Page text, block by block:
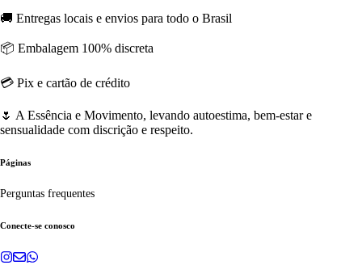
🚚 Entregas locais e envios para todo o Brasil
📦 Embalagem 100% discreta
💳 Pix e cartão de crédito
🌷 A Essência e Movimento, levando autoestima, bem-estar e
sensualidade com discrição e respeito.
Páginas
Perguntas frequentes
Conecte-se conosco